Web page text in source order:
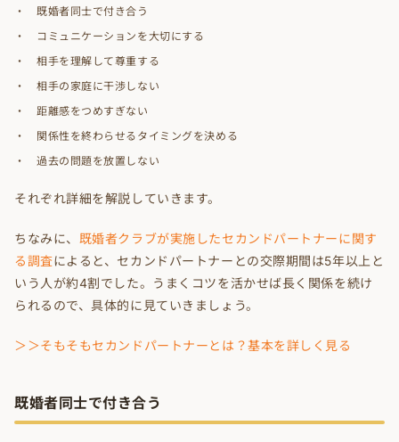
既婚者同士で付き合う
コミュニケーションを大切にする
相手を理解して尊重する
相手の家庭に干渉しない
距離感をつめすぎない
関係性を終わらせるタイミングを決める
過去の問題を放置しない
それぞれ詳細を解説していきます。
ちなみに、 既婚者クラブが実施したセカンドパートナーに関す
る調査によると、セカンドパートナーとの交際期間は5年以上と
いう人が約4割でした。うまくコツを活かせば長く関係を続け
られるので、具体的に見ていきましょう。
＞＞そもそもセカンドパートナーとは？基本を詳しく見る
既婚者同士で付き合う